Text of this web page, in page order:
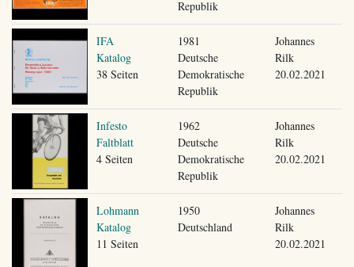
Republik
IFA
Katalog
38 Seiten
1981
Deutsche
Demokratische
Republik
Johannes
Rilk
20.02.2021
Infesto
Faltblatt
4 Seiten
1962
Deutsche
Demokratische
Republik
Johannes
Rilk
20.02.2021
Lohmann
Katalog
11 Seiten
1950
Deutschland
Johannes
Rilk
20.02.2021